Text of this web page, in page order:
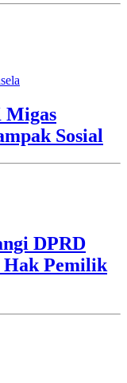
Migas
Sosial
DPRD
Hak Pemilik